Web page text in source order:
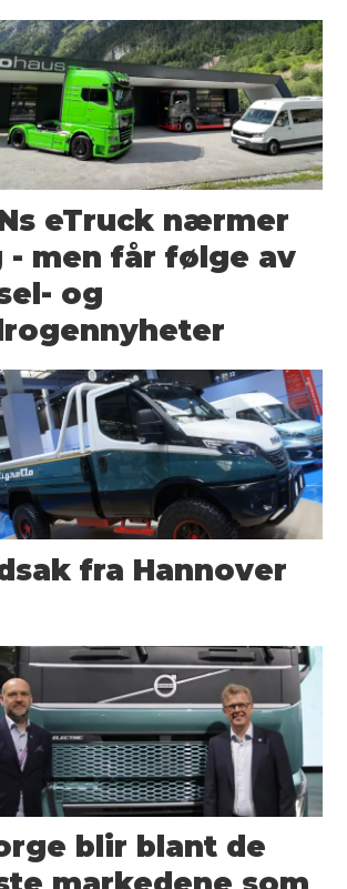
eTruck nærmer
- men får følge av
og
fra Hannover
blir blant de